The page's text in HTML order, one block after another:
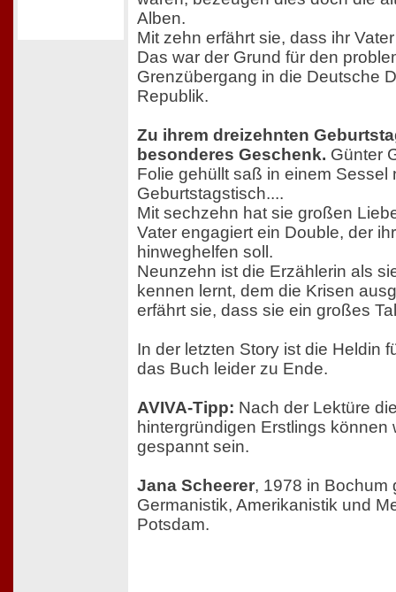
Alben.
Mit zehn erfährt sie, dass ihr
Das war der Grund für den
Grenzübergang in die Deutsche
Republik.
Zu ihrem dreizehnten
besonderes Geschenk. Günter
Folie gehüllt saß in einem Sessel
Geburtstagstisch....
Mit sechzehn hat sie großen
Vater engagiert ein Double, der
hinweghelfen soll.
Neunzehn ist die Erzählerin als
kennen lernt, dem die Krisen
erfährt sie, dass sie ein großes
In der letzten Story ist die Heldin
das Buch leider zu Ende.
AVIVA-Tipp: Nach der Lektüre
hintergründigen Erstlings können
gespannt sein.
Jana Scheerer, 1978 in Bochum
Germanistik, Amerikanistik und
Potsdam.